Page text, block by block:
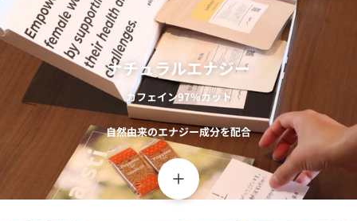
ナチュラルエナジー
カフェイン97%カット
自然由来のエナジー成分を配合